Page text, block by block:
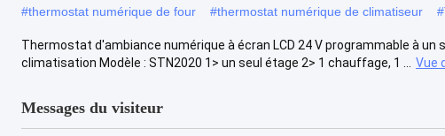
#thermostat numérique de four #thermostat numérique de climatiseur #
Thermostat d'ambiance numérique à écran LCD 24 V programmable à
climatisation Modèle : STN2020 1> un seul étage 2> 1 chauffage, 1 ...
Vue
Messages du visiteur